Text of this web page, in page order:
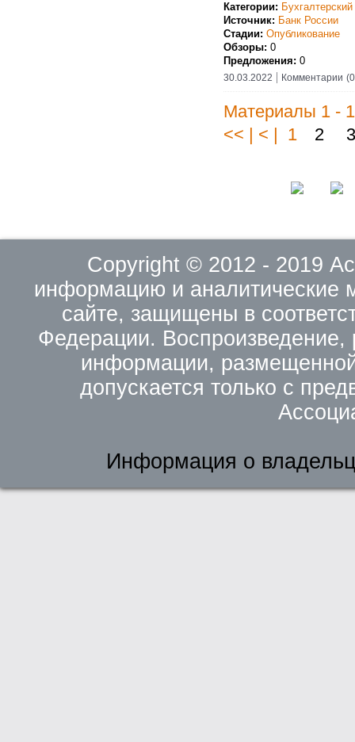
Категории:
Источник: Банк России
Стадии: Опубликование
Обзоры: 0
Предложения: 0
30.03.2022 Комментарии
Материалы 1 -
<< | < | 1
2 3
Copyright © 2012 - 2019
информацию и
сайте, защищены в
Федерации. Воспроизведение,
информации,
допускается только с
Информация о